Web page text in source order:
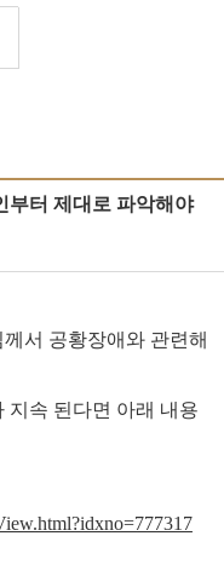
부터 제대로 파악해야
서 공황장애와 관련해
지속 된다면 아래 내용